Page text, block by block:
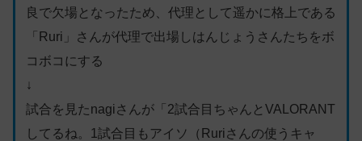
良で欠場となったため、代理として遥かに格上である
「Ruri」さんが代理で出場しはんじょうさんたちをボ
コボコにする
↓
試合を見たnagiさんが「2試合目ちゃんとVALORANT
してるね。1試合目もアイソ（Ruriさんの使うキャ